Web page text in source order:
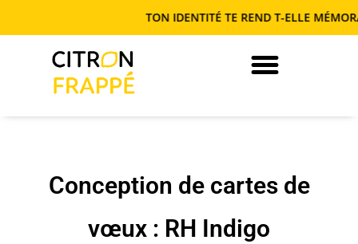
TON IDENTITÉ TE REND T-ELLE
Conception de cartes de
vœux : RH Indigo